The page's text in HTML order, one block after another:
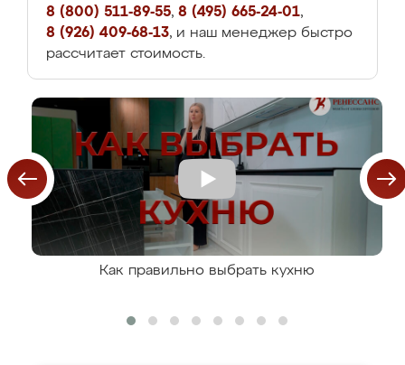
8 (800) 511-89-55, 8 (495) 665-24-01,
8 (926) 409-68-13, и наш менеджер быстро
рассчитает стоимость.
Как правильно выбрать кухню